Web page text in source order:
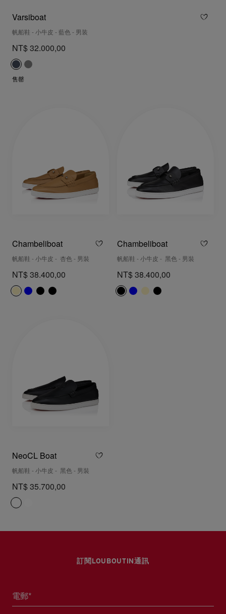
Varsiboat
帆船鞋 - 小牛皮 - 藍色 - 男装
NT$ 32.000,00
售罄
Chambeliboat
帆船鞋 - 小牛皮 - 杏色 - 男裝
NT$ 38.400,00
Chambeliboat
帆船鞋 - 小牛皮 - 黑色 - 男裝
NT$ 38.400,00
NeoCL Boat
帆船鞋 - 小牛皮 - 黑色 - 男裝
NT$ 35.700,00
訂閱LOUBOUTIN通訊
電郵*